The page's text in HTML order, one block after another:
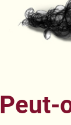
Peut-